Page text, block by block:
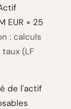
EUR × 25
: calculs
(LF
de l'actif